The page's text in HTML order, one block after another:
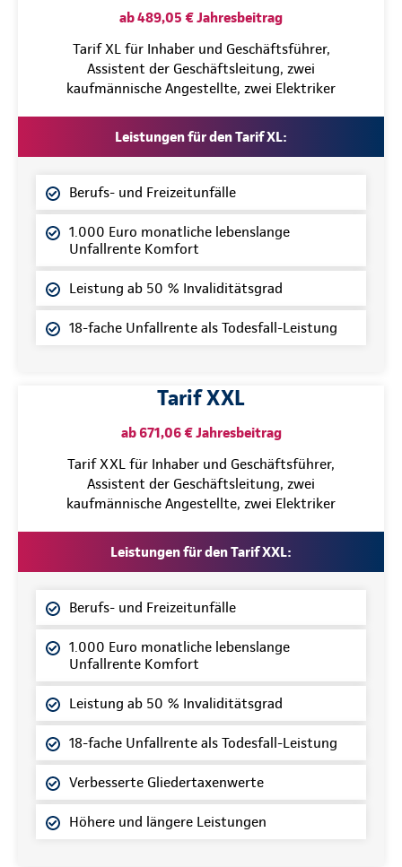
ab 489,05 € Jahresbeitrag
Tarif XL für Inhaber und Geschäftsführer,
Assistent der Geschäftsleitung, zwei
kaufmännische Angestellte, zwei Elektriker
Leistungen für den Tarif XL:
Berufs- und Freizeitunfälle
1.000 Euro monatliche lebenslange
Unfallrente Komfort
Leistung ab 50 % Invaliditätsgrad
18-fache Unfallrente als Todesfall-Leistung
Tarif XXL
ab 671,06 € Jahresbeitrag
Tarif XXL für Inhaber und Geschäftsführer,
Assistent der Geschäftsleitung, zwei
kaufmännische Angestellte, zwei Elektriker
Leistungen für den Tarif XXL:
Berufs- und Freizeitunfälle
1.000 Euro monatliche lebenslange
Unfallrente Komfort
Leistung ab 50 % Invaliditätsgrad
18-fache Unfallrente als Todesfall-Leistung
Verbesserte Gliedertaxenwerte
Höhere und längere Leistungen